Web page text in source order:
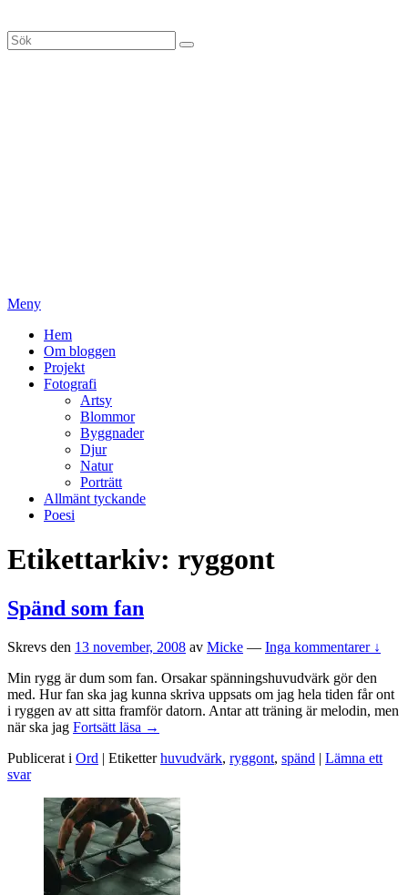
till
innehåll
Sök
efter:
Sök
Meny
Primär
meny
Hem
Om bloggen
Projekt
Fotografi
Artsy
Blommor
Byggnader
Djur
Natur
Porträtt
Allmänt tyckande
Poesi
Etikettarkiv: ryggont
Spänd som fan
Skrevs den 13 november, 2008 av Micke — Inga kommentarer ↓
Min rygg är dum som fan. Orsakar spänningshuvudvärk gör den
med. Hur fan ska jag kunna skriva uppsats om jag hela tiden får ont
i ryggen av att sitta framför datorn. Antar att träning är melodin, men
när ska jag Fortsätt läsa Spänd
fan
→
Publicerat i Ord | Etiketter huvudvärk, ryggont, spänd | Lämna ett
svar
Primära
sidofältet
Widget
område